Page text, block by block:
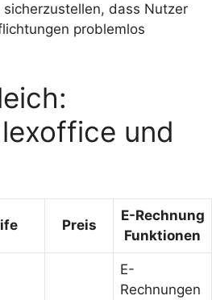
dass Nutzer
problemlos
und
Preis
E-Rechnung
Funktionen
E-
Rechnungen